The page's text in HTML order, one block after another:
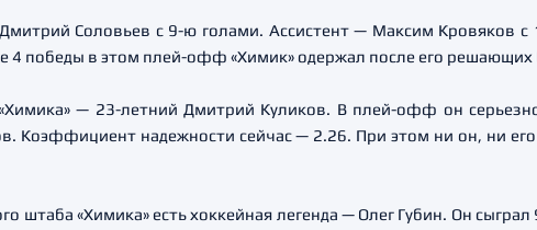
Соловьев с 9-ю голами. Ассистент — Максим Кровяков
4 победы в этом плей-офф «Химик» одержал после его
— 23-летний Дмитрий Куликов. В плей-офф он
Коэффициент надежности сейчас — 2.26. При этом ни он, ни
штаба «Химика» есть хоккейная легенда — Олег Губин. Он